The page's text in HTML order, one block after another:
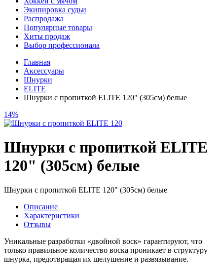
Экипировка судьи
Распродажа
Популярные товары
Хиты продаж
Выбор профессионала
Главная
Аксессуары
Шнурки
ELITE
Шнурки с пропиткой ELITE 120" (305см) белые
14%
Шнурки с пропиткой ELITE
120" (305см) белые
Шнурки с пропиткой ELITE 120" (305см) белые
Описание
Характеристики
Отзывы
Уникальные разработки «двойной воск» гарантируют, что
только правильное количество воска проникает в структуру
шнурка, предотвращая их шелушение и развязывание.